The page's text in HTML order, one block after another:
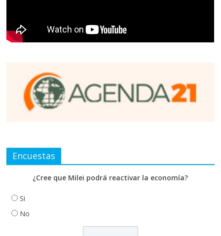
Encuestas
¿Cree que Milei podrá reactivar la economía?
Si
No